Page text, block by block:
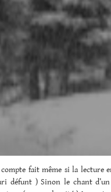
fait même si la lecture
défunt ) Sinon le chant